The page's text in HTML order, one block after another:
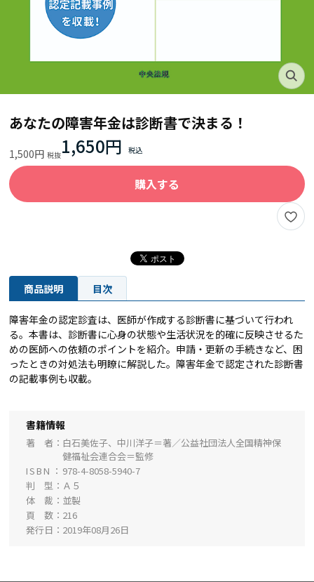
あなたの障害年金は診断書で決まる！
1,500円 1,650円
購入する
商品説明 目次
障害年金の認定診査は、医師が作成する診断書に基づいて行われ
る。本書は、診断書に心身の状態や生活状況を的確に反映させるた
めの医師への依頼のポイントを紹介。申請・更新の手続きなど、困
ったときの対処法も明瞭に解説した。障害年金で認定された診断書
の記載事例も収載。
書籍情報
著 者
白石美佐子、中川洋子＝著／公益社団法人全国精神保
健福祉会連合会＝監修
ISBN
978-4-8058-5940-7
判 型
Ａ５
体 裁
並製
頁 数
216
発行日
2019年08月26日